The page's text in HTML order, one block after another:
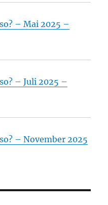
– Mai 2025 –
– Juli 2025 –
– November 2025